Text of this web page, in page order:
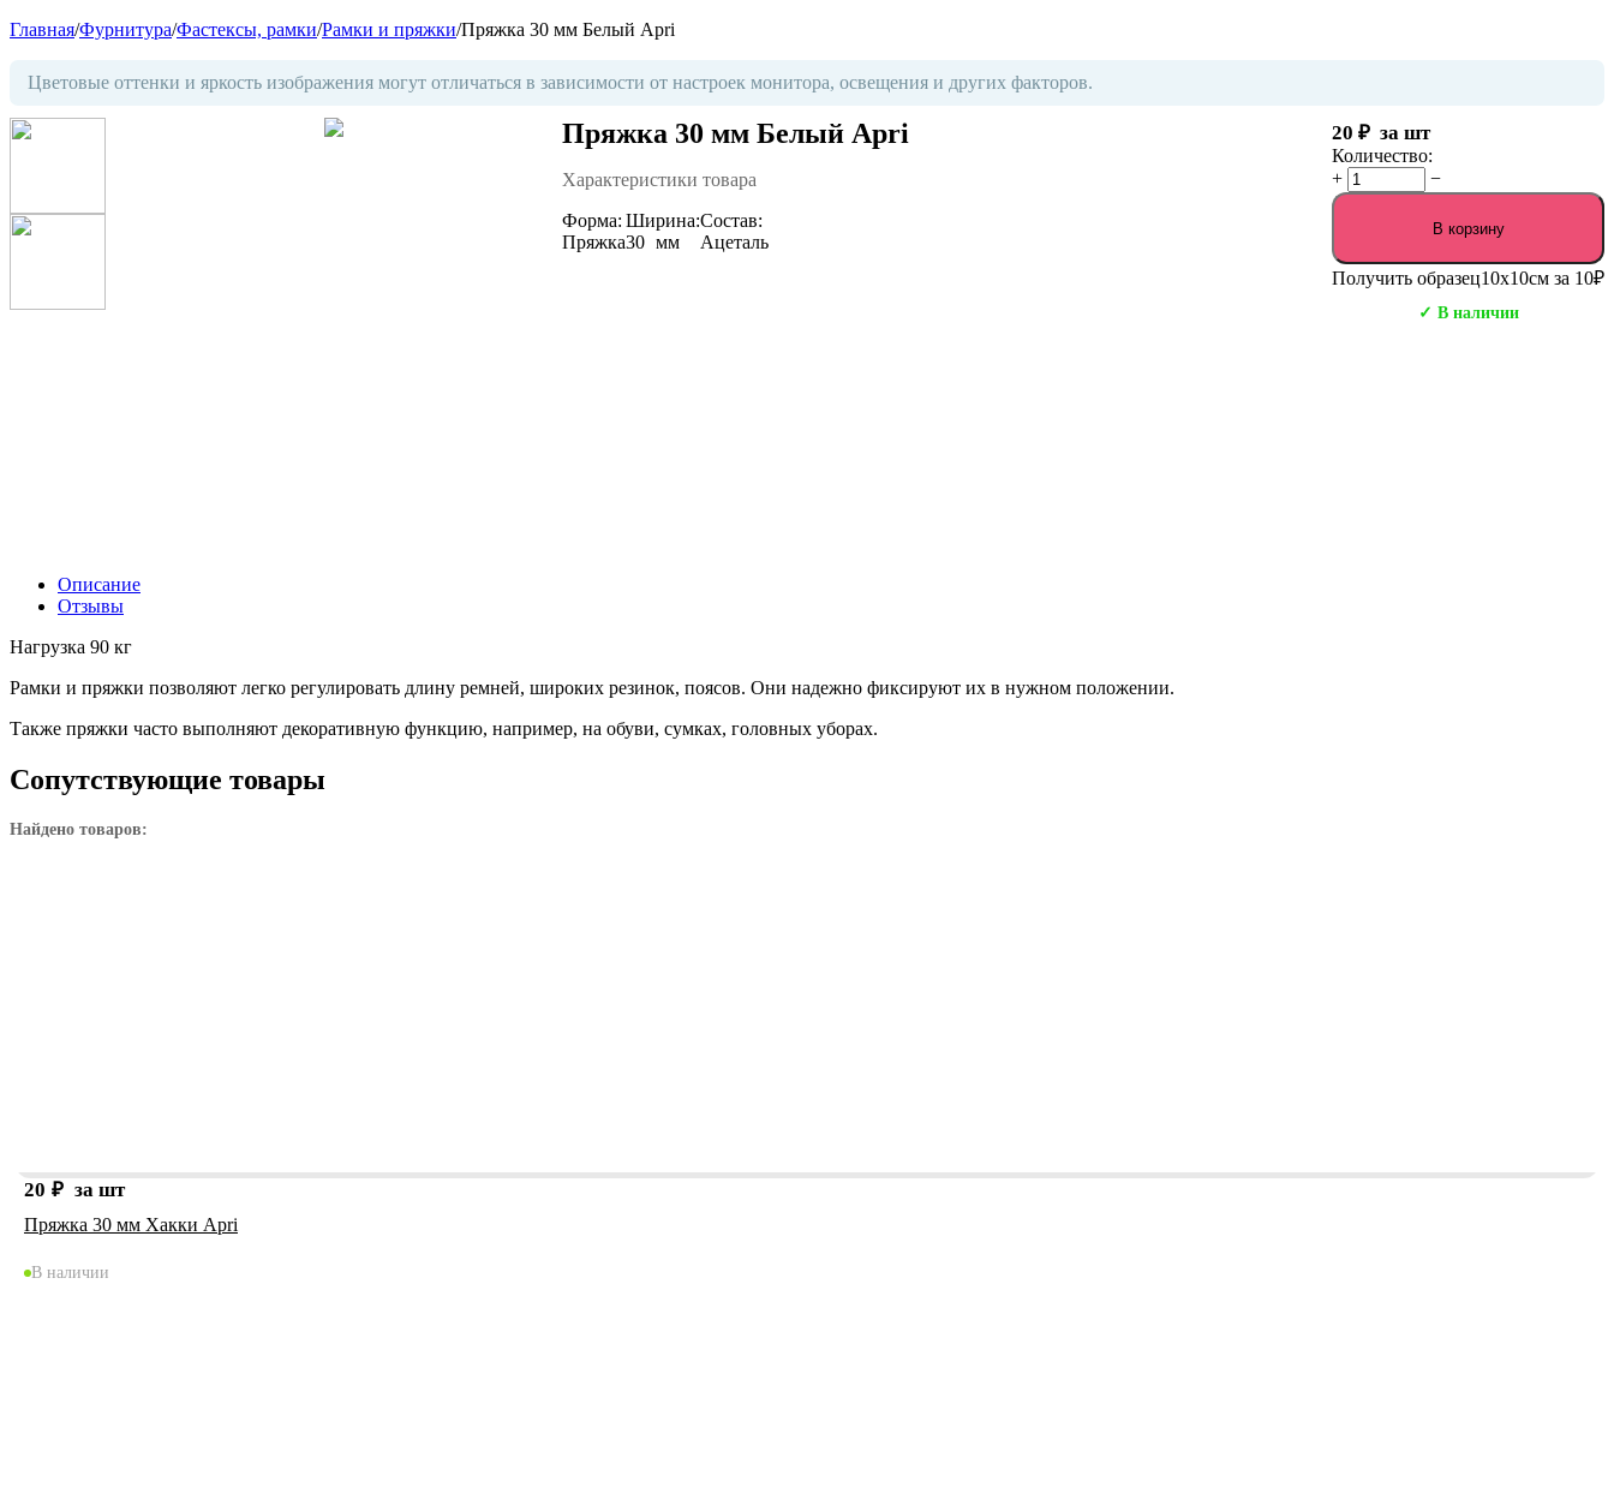
Главная/Фурнитура/Фастексы, рамки/Рамки и пряжки/Пряжка 30 мм Белый Apri
Цветовые оттенки и яркость изображения могут отличаться в зависимости от настроек монитора, освещения и других факторов.
Пряжка 30 мм Белый Apri
Характеристики товара
Форма:
Пряжка
Ширина:
30 мм
Состав:
Ацеталь
20 ₽ за шт
Количество:
+
−
В корзину
Получить образец10х10см за 10₽
✓ В наличии
Описание
Отзывы
Нагрузка 90 кг
Рамки и пряжки позволяют легко регулировать длину ремней, широких резинок, поясов. Они надежно фиксируют их в нужном положении.
Также пряжки часто выполняют декоративную функцию, например, на обуви, сумках, головных уборах.
Сопутствующие товары
Найдено товаров:
20 ₽ за шт
Пряжка 30 мм Хакки Apri
В наличии